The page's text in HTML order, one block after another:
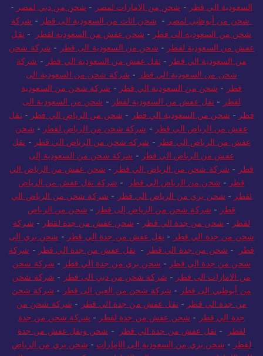
السعودية الي قطر - شحن من الامارات لمصر - شحن من دبي لمصر -
شحن من أبوظبي لمصر - شحن اثاث من السعودية الى قطر - شركة
شحن من السعودية الى قطر - شحن عفش من السعودية لقطر - نقل
عفش من السعودية لقطر - شحن من السعودية الى قطر - شركة شحن
من السعودية الي قطر - نقل عفش من السعودية الي قطر - شركة
شحن من السعودية الي قطر - شركة شحن من السعودية الى
قطر - شحن من السعودية الي قطر - شركة شحن من السعودية
لقطر - نقل عفش من السعودية لقطر - شحن من السعودية الى
قطر - شحن من السعودية الي قطر - شحن من الرياض الي قطر - نقل
عفش من الرياض الي قطر - شركة شحن من الرياض لقطر - شحن
عفش من الرياض الي قطر - شركة شحن من الرياض الي قطر - نقل
عفش من الرياض الي قطر - شركة شحن من السعودية إلى
قطر - شركة شحن من الرياض الي قطر - شحن عفش من الرياض الي
قطر - شحن من الرياض الي قطر - شركة نقل عفش من الرياض
لقطر - شحن بري من الرياض الي قطر - شركة شحن من الرياض الي
قطر - شركة شحن من الرياض إلى قطر - شحن من الرياض
لقطر - شحن من جدة الي قطر - شحن عفش من جدة لقطر - شركة
شحن من جدة الي قطر - نقل عفش من جدة الي قطر - شحن بري الى
قطر
- شحن من جدة الي قطر - نقل عفش من جدة الي قطر - شركة
شحن من جدة الي قطر - شحن بري من جدة الي قطر - شركة شحن
من الامارات الى قطر - شركة شحن من دبي الى قطر - شركة شحن
من أبوظبي الى قطر - شركة شحن من العين الى قطر - شركة شحن
من جدة الي قطر - نقل عفش من جدة الي قطر - شركة شحن من
جدة الي قطر - شحن عفش من جدة لقطر - شركة شحن من جدة
لقطر
- نقل عفش من جدة الي قطر - شحن ونقل عفش من جدة
لقطر - شحن بري من السعودية إلى الإمارات - شحن بري من الرياض